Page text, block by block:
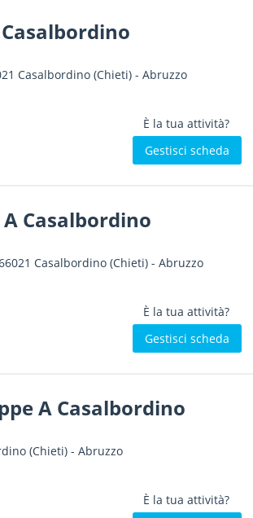
Casalbordino(Chieti) - Abruzzo
È la tua attività?
Gestisci scheda
Casalbordino
Casalbordino(Chieti) - Abruzzo
È la tua attività?
Gestisci scheda
A Casalbordino
(Chieti) - Abruzzo
È la tua attività?